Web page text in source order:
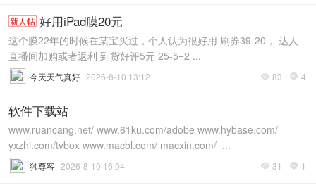
新人帖 好用iPad膜20元
这个膜22年的时候在某宝买过，个人认为很好用 刷券39-20， 达人
直播间加购或者返利 到货好评5元 25-5=2 ...
 83  4
今天天气真好 2026-8-10 13:12
软件下载站
www.ruancang.net/ www.61ku.com/adobe www.hybase.com/
yxzhi.com/tvbox www.macbl.com/ macxin.com/ ​​ ...
 31  1
独尊客 2026-8-10 16:04